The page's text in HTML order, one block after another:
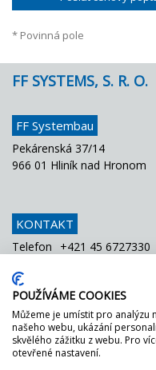
* Povinná pole
FF SYSTEMS, S. R. O.
FF Systembau
Pekárenská 37/14
966 01 Hliník nad Hronom
KONTAKT
Telefon
+421 45 6727330
E-Mail
FF MÁ
Jednoduše
POUŽÍVÁME COOKIES
Můžeme je umístit pro analýzu
našeho webu, ukázání
skvělého zážitku z webu. Pro
otevřené nastavení.